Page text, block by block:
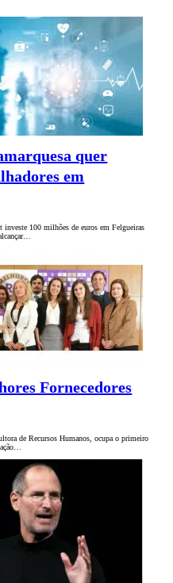
quer
em
100 milhões de euros em Felgueiras
Fornecedores
de Recursos Humanos, ocupa o primeiro